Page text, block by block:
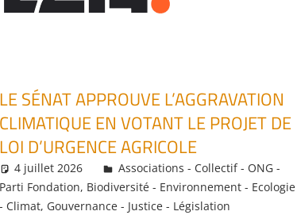
LE SÉNAT APPROUVE L’AGGRAVATION
CLIMATIQUE EN VOTANT LE PROJET DE
LOI D’URGENCE AGRICOLE
4 juillet 2026 Daniel
Associations - Collectif - ONG -
Parti Fondation, Biodiversité - Environnement - Ecologie
- Climat, Gouvernance - Justice - Législation